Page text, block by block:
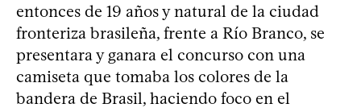
entonces de 19 años y natural de la ciudad
fronteriza brasileña, frente a Río Branco, se
presentara y ganara el concurso con una
camiseta que tomaba los colores de la
bandera de Brasil, haciendo foco en el